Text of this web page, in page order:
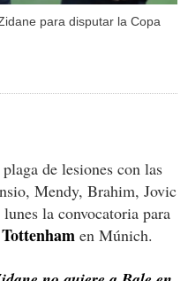
para disputar la Copa
de lesiones con las
Mendy, Brahim, Jovic
la convocatoria para
Tottenham en Múnich.